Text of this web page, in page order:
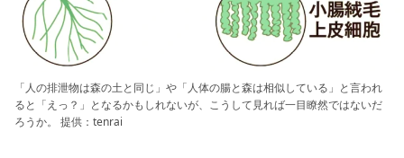
「人の排泄物は森の土と同じ」や「人体の腸と森は相似している」と言われ
ると「えっ？」となるかもしれないが、こうして見れば一目瞭然ではないだ
ろうか。 提供：tenrai